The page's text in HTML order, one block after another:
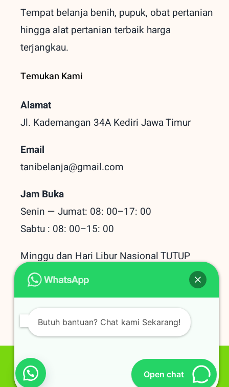
Tempat belanja benih, pupuk, obat pertanian
hingga alat pertanian terbaikharga
terjangkau.
Temukan Kami
Alamat
Jl. Kademangan 34A Kediri Jawa Timur
Email
tanibelanja@gmail.com
Jam Buka
Senin — Jumat: 08: 00–17: 00
Sabtu : 08: 00–15: 00
Minggu dan Hari Libur Nasional TUTUP
Baru Dilihat
© Copyright 202207/08/2026 |
Belanjatani.com
Butuh bantuan? Chat kami Sekarang!
Open chat